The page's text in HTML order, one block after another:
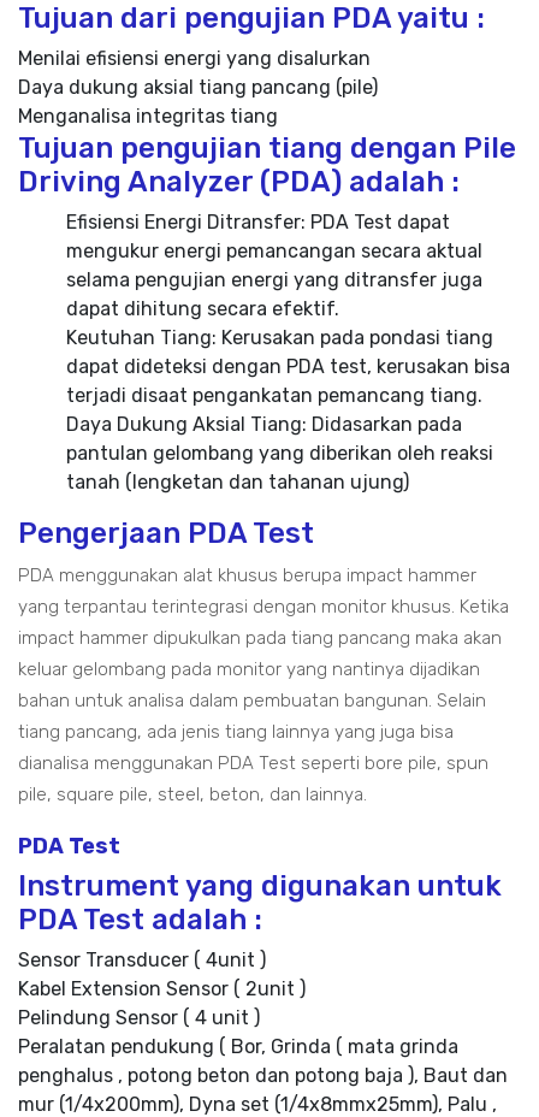
Tujuan dari pengujian PDA yaitu :
Menilai efisiensi energi yang disalurkan
Daya dukung aksial tiang pancang (pile)
Menganalisa integritas tiang
Tujuan pengujian tiang dengan Pile
Driving Analyzer (PDA) adalah :
Efisiensi Energi Ditransfer: PDA Test dapat
mengukur energi pemancangan secara aktual
selama pengujian energi yang ditransfer juga
dapat dihitung secara efektif.
Keutuhan Tiang: Kerusakan pada pondasi tiang
dapat dideteksi dengan PDA test, kerusakan bisa
terjadi disaat pengankatan pemancang tiang.
Daya Dukung Aksial Tiang: Didasarkan pada
pantulan gelombang yang diberikan oleh reaksi
tanah (lengketan dan tahanan ujung)
Pengerjaan PDA Test
PDA menggunakan alat khusus berupa impact hammer
yang terpantau terintegrasi dengan monitor khusus. Ketika
impact hammer dipukulkan pada tiang pancang maka akan
keluar gelombang pada monitor yang nantinya dijadikan
bahan untuk analisa dalam pembuatan bangunan. Selain
tiang pancang, ada jenis tiang lainnya yang juga bisa
dianalisa menggunakan PDA Test seperti bore pile, spun
pile, square pile, steel, beton, dan lainnya.
PDA Test
Instrument yang digunakan untuk
PDA Test adalah :
Sensor Transducer ( 4unit )
Kabel Extension Sensor ( 2unit )
Pelindung Sensor ( 4 unit )
Peralatan pendukung ( Bor, Grinda ( mata grinda
penghalus , potong beton dan potong baja ), Baut dan
mur (1/4x200mm), Dyna set (1/4x8mmx25mm), Palu ,